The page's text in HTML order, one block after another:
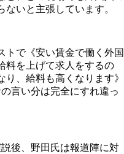
いと主張しています。
で《安い賃金で働く外国
料を上げて求人をするの
、給料も高くなります》
言い分は完全にすれ違っ
後、野田氏は報道陣に対